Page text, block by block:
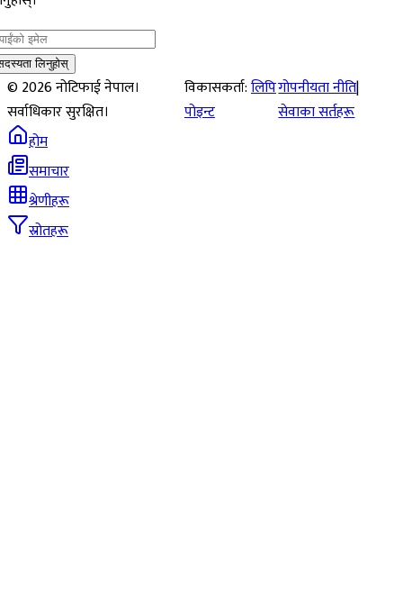
लिनुहोस्
©2026नोटिफाई नेपाल।
सर्वाधिकार सुरक्षित।
विकासकर्ता:लिपि
पोइन्ट
गोपनीयता नीति|
सेवाका सर्तहरू
होम
समाचार
श्रेणीहरू
स्रोतहरू